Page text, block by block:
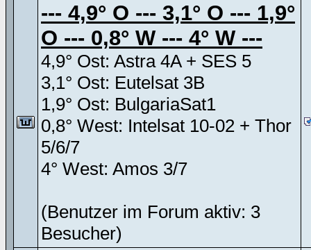
--- 4,9° O --- 3,1° O --- 1,9°
O --- 0,8° W --- 4° W ---
4,9° Ost: Astra 4A + SES 5
3,1° Ost: Eutelsat 3B
1,9° Ost: BulgariaSat1
0,8° West: Intelsat 10-02 + Thor
5/6/7
4° West: Amos 3/7
(Benutzer im Forum aktiv: 3
Besucher)